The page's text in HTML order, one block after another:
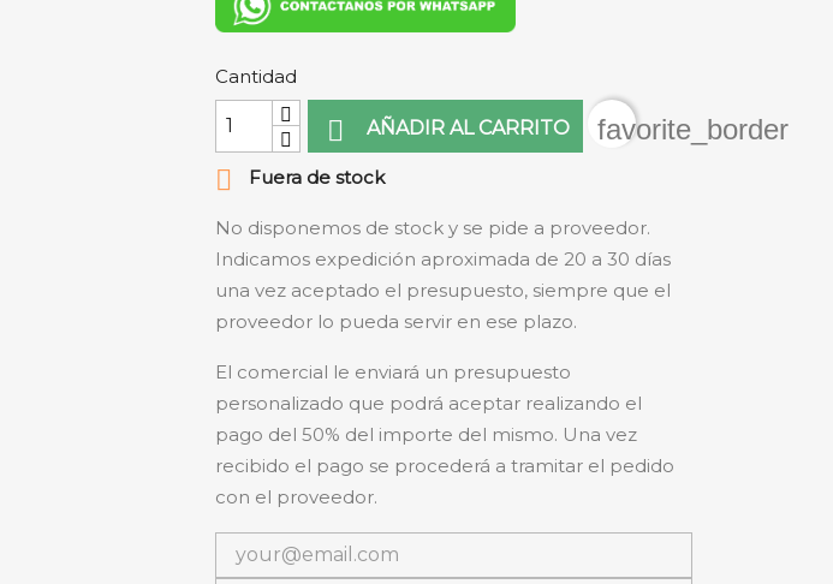
Cantidad
 AÑADIR AL CARRITO
favorite_border

Fuera de stock
No disponemos de stock y se pide a proveedor.
Indicamos expedición aproximada de 20 a 30 días
una vez aceptado el presupuesto, siempre que el
proveedor lo pueda servir en ese plazo.
El comercial le enviará un presupuesto
personalizado que podrá aceptar realizando el
pago del 50% del importe del mismo. Una vez
recibido el pago se procederá a tramitar el pedido
con el proveedor.